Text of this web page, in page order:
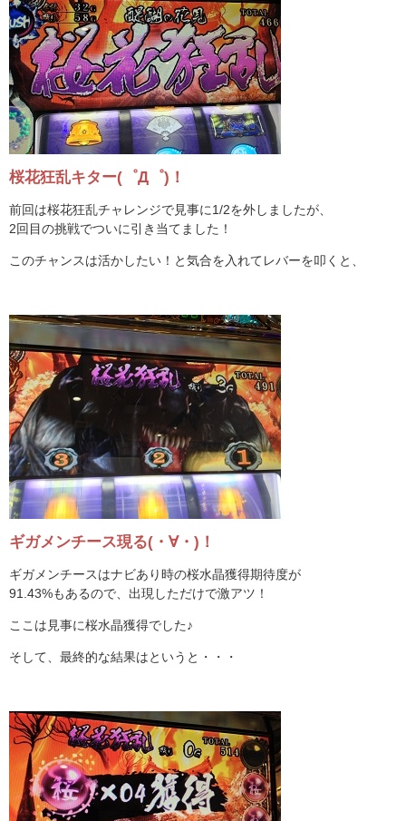
桜花狂乱キター(゜Д゜)！
前回は桜花狂乱チャレンジで見事に1/2を外しましたが、
2回目の挑戦でついに引き当てました！
このチャンスは活かしたい！と気合を入れてレバーを叩くと、
ギガメンチース現る(・∀・)！
ギガメンチースはナビあり時の桜水晶獲得期待度が
91.43%もあるので、出現しただけで激アツ！
ここは見事に桜水晶獲得でした♪
そして、最終的な結果はというと・・・